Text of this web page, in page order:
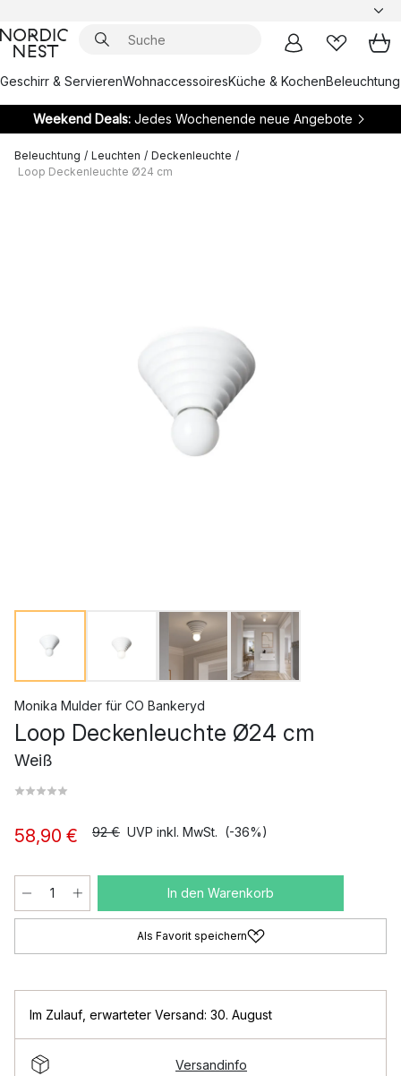
Geschirr & ServierenWohnaccessoiresKüche & KochenBeleuchtung
Weekend Deals:Jedes Wochenende neue Angebote
Beleuchtung / Leuchten / Deckenleuchte /
Loop Deckenleuchte Ø24 cm
Monika Mulder für CO Bankeryd
Loop Deckenleuchte Ø24 cm
Weiß
58,90 € 92 € UVP inkl. MwSt. (-36%)
In den Warenkorb
Als Favorit speichern
Im Zulauf erwarteter Versand: 30. August
Versandinfo